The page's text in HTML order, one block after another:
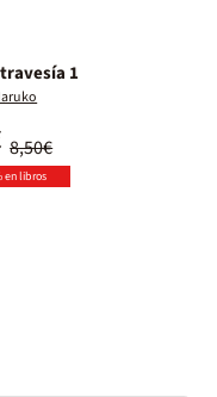
1
8,50€
en libros